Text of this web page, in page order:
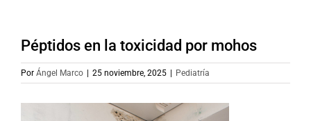
Péptidos en la toxicidad por mohos
Por Ángel Marco 25 noviembre, 2025 Pediatría